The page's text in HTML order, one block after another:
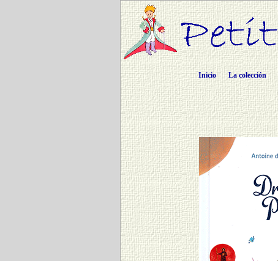
Inicio La colección